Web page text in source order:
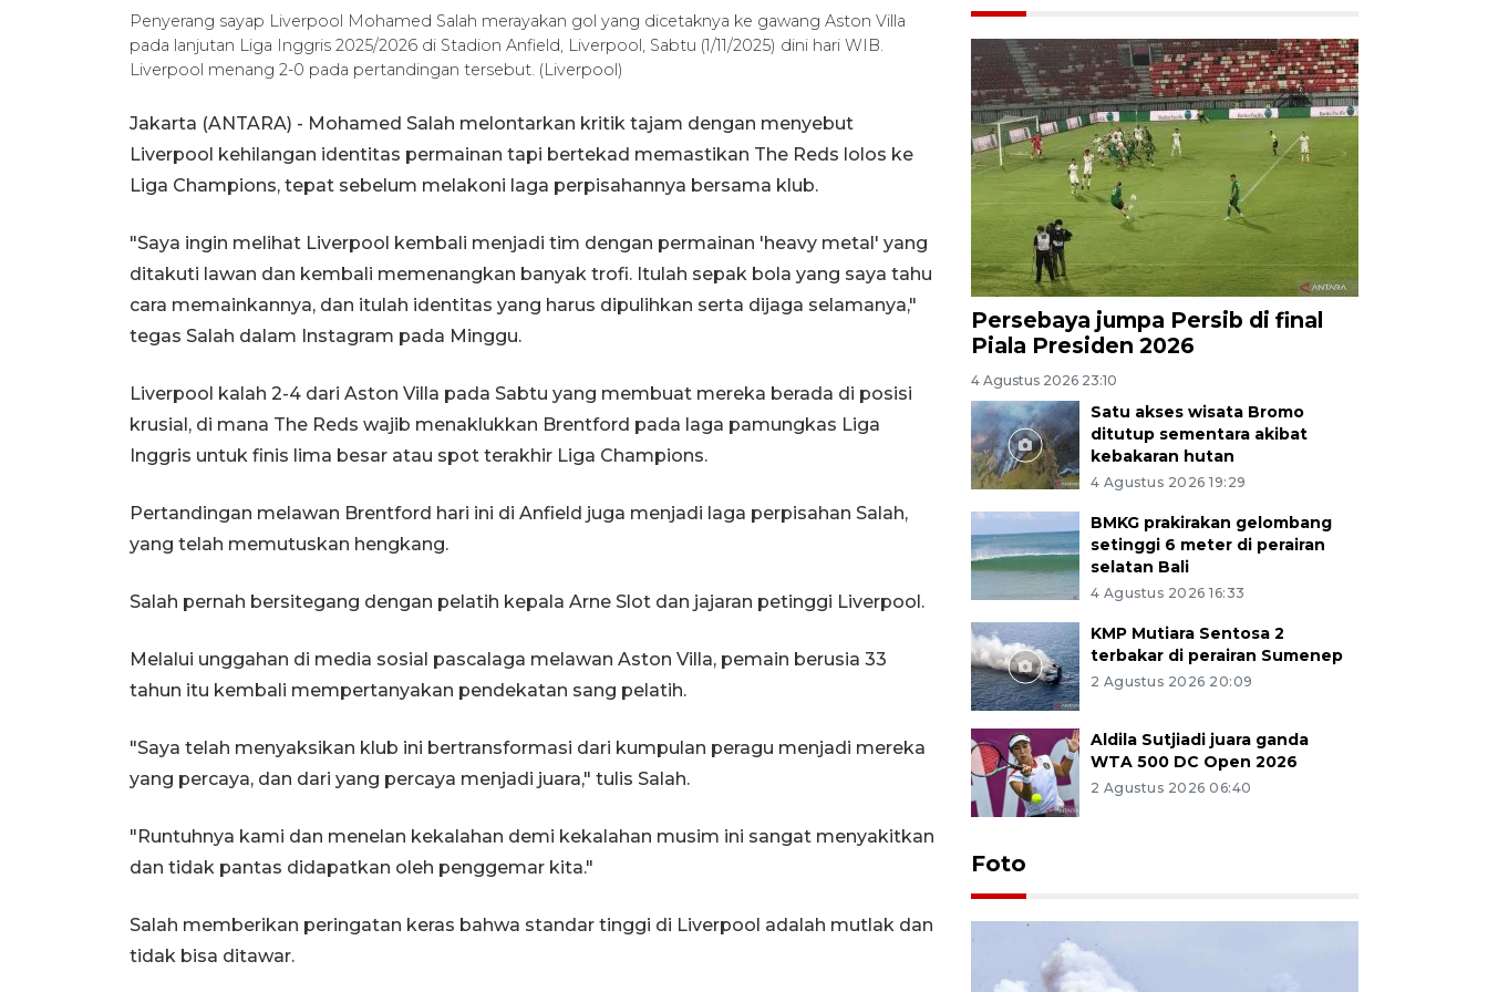
Penyerang sayap Liverpool Mohamed Salah merayakan gol yang dicetaknya ke gawang Aston Villa
pada lanjutan Liga Inggris 2025/2026 di Stadion Anfield, Liverpool, Sabtu (1/11/2025) dini hari WIB.
Liverpool menang 2-0 pada pertandingan tersebut. (Liverpool)
Jakarta (ANTARA) - Mohamed Salah melontarkan kritik tajam dengan menyebut
Liverpool kehilangan identitas permainan tapi bertekad memastikan The Reds lolos ke
Liga Champions, tepat sebelum melakoni laga perpisahannya bersama klub.
"Saya ingin melihat Liverpool kembali menjadi tim dengan permainan 'heavy metal' yang
ditakuti lawan dan kembali memenangkan banyak trofi. Itulah sepak bola yang saya tahu
cara memainkannya, dan itulah identitas yang harus dipulihkan serta dijaga selamanya,"
tegas Salah dalam Instagram pada Minggu.
Liverpool kalah 2-4 dari Aston Villa pada Sabtu yang membuat mereka berada di posisi
krusial, di mana The Reds wajib menaklukkan Brentford pada laga pamungkas Liga
Inggris untuk finis lima besar atau spot terakhir Liga Champions.
Pertandingan melawan Brentford hari ini di Anfield juga menjadi laga perpisahan Salah,
yang telah memutuskan hengkang.
Salah pernah bersitegang dengan pelatih kepala Arne Slot dan jajaran petinggi Liverpool.
Melalui unggahan di media sosial pascalaga melawan Aston Villa, pemain berusia 33
tahun itu kembali mempertanyakan pendekatan sang pelatih.
"Saya telah menyaksikan klub ini bertransformasi dari kumpulan peragu menjadi mereka
yang percaya, dan dari yang percaya menjadi juara," tulis Salah.
"Runtuhnya kami dan menelan kekalahan demi kekalahan musim ini sangat menyakitkan
dan tidak pantas didapatkan oleh penggemar kita."
Salah memberikan peringatan keras bahwa standar tinggi di Liverpool adalah mutlak dan
tidak bisa ditawar.
Persebaya jumpa Persib di final
Piala Presiden 2026
4 Agustus 2026 23:10
Satu akses wisata Bromo
ditutup sementara akibat
kebakaran hutan
4 Agustus 2026 19:29
BMKG prakirakan gelombang
setinggi 6 meter di perairan
selatan Bali
4 Agustus 2026 16:33
KMP Mutiara Sentosa 2
terbakar di perairan Sumenep
2 Agustus 2026 20:09
Aldila Sutjiadi juara ganda
WTA 500 DC Open 2026
2 Agustus 2026 06:40
Foto